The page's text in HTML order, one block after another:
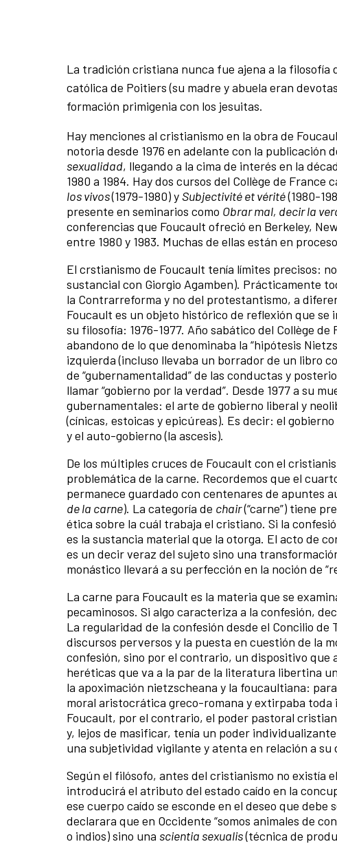
La tradición cristiana nunca fue ajena a la filosofía
católica de Poitiers (su madre y abuela eran
formación primigenia con los jesuitas.
Hay menciones al cristianismo en la obra de
notoria desde 1976 en adelante con la publicación
sexualidad, llegando a la cima de interés en la
1980 a 1984. Hay dos cursos del Collège de
los vivos(1979-1980) y Subjectivité et vérité(1980-
presente en seminarios como Obrar mal, decir la
conferencias que Foucault ofreció en Berkeley,
entre 1980 y 1983. Muchas de ellas están en
El crstianismo de Foucault tenía límites precisos:
sustancial con Giorgio Agamben). Prácticamente
la Contrarreforma y no del protestantismo, a
Foucault es un objeto histórico de reflexión que
su filosofía: 1976-1977. Año sabático del Collège
abandono de lo que denominaba la “hipótesis
izquierda (incluso llevaba un borrador de un libro
de “gubernamentalidad” de las conductas y
llamar “gobierno por la verdad”. Desde 1977 a su
gubernamentales: el arte de gobierno liberal y
(cínicas, estoicas y epicúreas). Es decir: el
y el auto-gobierno (la ascesis).
De los múltiples cruces de Foucault con el
problemática de la carne. Recordemos que el
permanece guardado con centenares de apuntes
de la carne). La categoría de chair(“carne”) tiene
ética sobre la cuál trabaja el cristiano. Si la
es la sustancia material que la otorga. El acto de
es un decir veraz del sujeto sino una
monástico llevará a su perfección en la noción de
La carne para Foucault es la materia que se
pecaminosos. Si algo caracteriza a la confesión,
La regularidad de la confesión desde el Concilio
discursos perversos y la puesta en cuestión de la
confesión, sino por el contrario, un dispositivo que
heréticas que va a la par de la literatura libertina
la apoximación nietzscheana y la foucaultiana:
moral aristocrática greco-romana y extirpaba
Foucault, por el contrario, el poder pastoral
y, lejos de masificar, tenía un poder
una subjetividad vigilante y atenta en relación a su
Según el filósofo, antes del cristianismo no existía
introducirá el atributo del estado caído en la
ese cuerpo caído se esconde en el deseo que
declarara que en Occidente “somos animales de
o indios) sino una scientia sexualis(técnica de